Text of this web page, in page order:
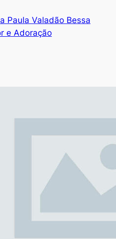
Paula Valadão Bessa
e Adoração